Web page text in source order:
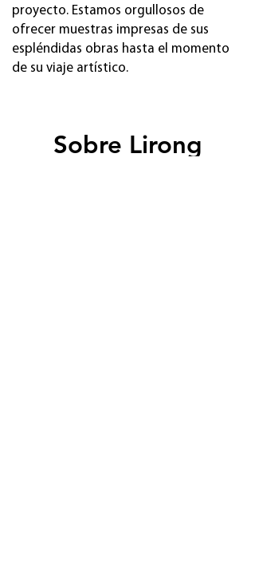
proyecto. Estamos orgullosos de
ofrecer muestras impresas de sus
espléndidas obras hasta el momento
de su viaje artístico.
Sobre Lirong